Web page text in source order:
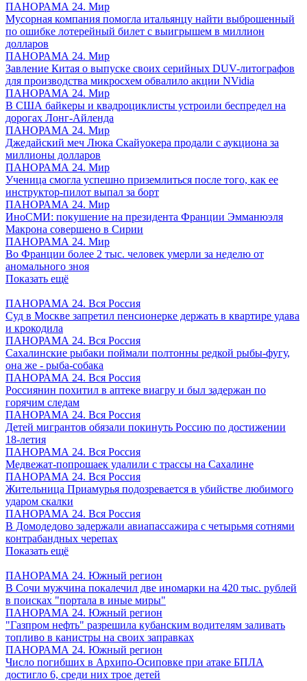
ПАНОРАМА 24. Мир
Мусорная компания помогла итальянцу найти выброшенный
по ошибке лотерейный билет с выигрышем в миллион
долларов
ПАНОРАМА 24. Мир
Завление Китая о выпуске своих серийных DUV-литографов
для производства микросхем обвалило акции NVidia
ПАНОРАМА 24. Мир
В США байкеры и квадроциклисты устроили беспредел на
дорогах Лонг-Айленда
ПАНОРАМА 24. Мир
Джедайский меч Люка Скайуокера продали с аукциона за
миллионы долларов
ПАНОРАМА 24. Мир
Ученица смогла успешно приземлиться после того, как ее
инструктор-пилот выпал за борт
ПАНОРАМА 24. Мир
ИноСМИ: покушение на президента Франции Эмманюэля
Макрона совершено в Сирии
ПАНОРАМА 24. Мир
Во Франции более 2 тыс. человек умерли за неделю от
аномального зноя
Показать ещё
ПАНОРАМА 24. Вся Россия
Суд в Москве запретил пенсионерке держать в квартире удава
и крокодила
ПАНОРАМА 24. Вся Россия
Сахалинские рыбаки поймали полтонны редкой рыбы-фугу,
она же - рыба-собака
ПАНОРАМА 24. Вся Россия
Россиянин похитил в аптеке виагру и был задержан по
горячим следам
ПАНОРАМА 24. Вся Россия
Детей мигрантов обязали покинуть Россию по достижении
18-летия
ПАНОРАМА 24. Вся Россия
Медвежат-попрошаек удалили с трассы на Сахалине
ПАНОРАМА 24. Вся Россия
Жительница Приамурья подозревается в убийстве любимого
ударом скалки
ПАНОРАМА 24. Вся Россия
В Домодедово задержали авиапассажира с четырьмя сотнями
контрабандных черепах
Показать ещё
ПАНОРАМА 24. Южный регион
В Сочи мужчина покалечил две иномарки на 420 тыс. рублей
в поисках "портала в иные миры"
ПАНОРАМА 24. Южный регион
"Газпром нефть" разрешила кубанским водителям заливать
топливо в канистры на своих заправках
ПАНОРАМА 24. Южный регион
Число погибших в Архипо-Осиповке при атаке БПЛА
достигло 6, среди них трое детей